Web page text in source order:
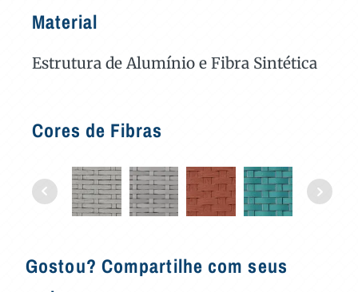
Material
Estrutura de Alumínio e Fibra Sintética
Cores de Fibras
Gostou? Compartilhe com seus